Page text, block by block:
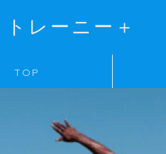
レーニー＋
TOP